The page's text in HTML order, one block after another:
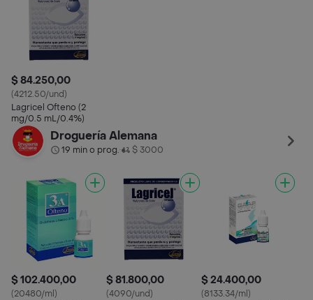
$ 84.250,00
(4212.50/und)
Lagricel Ofteno (2
mg/0.5 mL/0.4%)
Droguería Alemana
19 min o prog.• $ 3000
$ 102.400,00
(20480/ml)
$ 81.800,00
(4090/und)
$ 24.400,00
(8133.34/ml)